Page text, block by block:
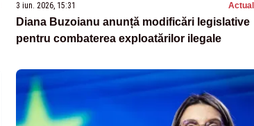
3 iun. 2026, 15:31
Diana Buzoianu anunță modificări legislative
pentru combaterea exploatărilor ilegale